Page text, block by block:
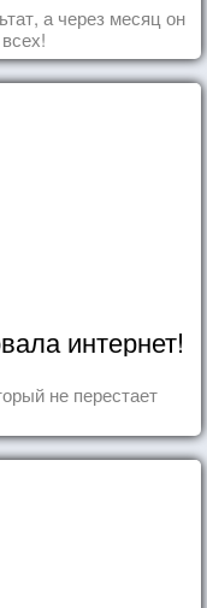
а через месяц он
интернет!
не перестает